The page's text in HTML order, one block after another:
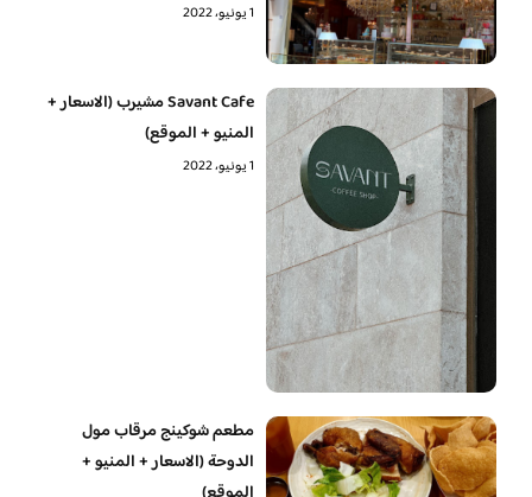
1 يونيو، 2022
Savant Cafe مشيرب (الاسعار +
المنيو + الموقع)
1 يونيو، 2022
مطعم شوكينج مرقاب مول
الدوحة (الاسعار + المنيو +